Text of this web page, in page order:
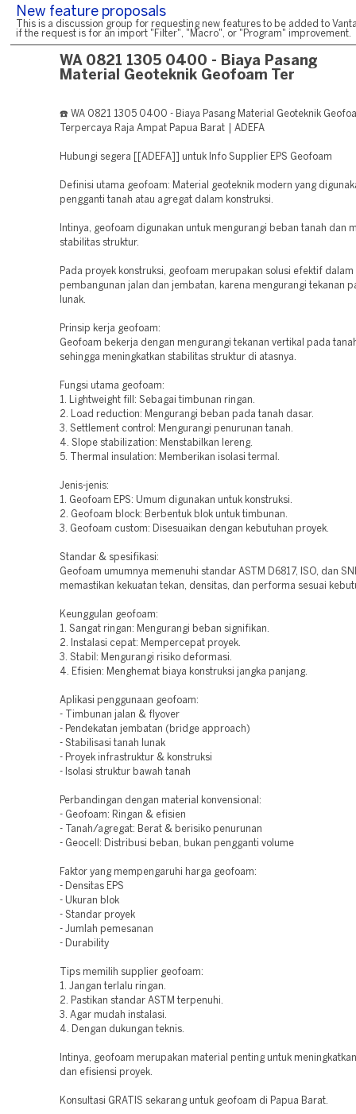
New feature proposals
This is a discussion group for requesting new features to be added to
if the request is for an import "Filter", "Macro", or "Program" improvement.
WA 0821 1305 0400 - Biaya Pasang
Material Geoteknik Geofoam Ter
☎️ WA 0821 1305 0400 - Biaya Pasang Material Geoteknik
Terpercaya Raja Ampat Papua Barat | ADEFA
Hubungi segera [[ADEFA]] untuk Info Supplier EPS Geofoam
Definisi utama geofoam: Material geoteknik modern yang
pengganti tanah atau agregat dalam konstruksi.
Intinya, geofoam digunakan untuk mengurangi beban tanah dan
stabilitas struktur.
Pada proyek konstruksi, geofoam merupakan solusi efektif dalam
pembangunan jalan dan jembatan, karena mengurangi tekanan
lunak.
Prinsip kerja geofoam:
Geofoam bekerja dengan mengurangi tekanan vertikal pada
sehingga meningkatkan stabilitas struktur di atasnya.
Fungsi utama geofoam:
1. Lightweight fill: Sebagai timbunan ringan.
2. Load reduction: Mengurangi beban pada tanah dasar.
3. Settlement control: Mengurangi penurunan tanah.
4. Slope stabilization: Menstabilkan lereng.
5. Thermal insulation: Memberikan isolasi termal.
Jenis-jenis:
1. Geofoam EPS: Umum digunakan untuk konstruksi.
2. Geofoam block: Berbentuk blok untuk timbunan.
3. Geofoam custom: Disesuaikan dengan kebutuhan proyek.
Standar & spesifikasi:
Geofoam umumnya memenuhi standar ASTM D6817, ISO, dan
memastikan kekuatan tekan, densitas, dan performa sesuai
Keunggulan geofoam:
1. Sangat ringan: Mengurangi beban signifikan.
2. Instalasi cepat: Mempercepat proyek.
3. Stabil: Mengurangi risiko deformasi.
4. Efisien: Menghemat biaya konstruksi jangka panjang.
Aplikasi penggunaan geofoam:
- Timbunan jalan & flyover
- Pendekatan jembatan (bridge approach)
- Stabilisasi tanah lunak
- Proyek infrastruktur & konstruksi
- Isolasi struktur bawah tanah
Perbandingan dengan material konvensional:
- Geofoam: Ringan & efisien
- Tanah/agregat: Berat & berisiko penurunan
- Geocell: Distribusi beban, bukan pengganti volume
Faktor yang mempengaruhi harga geofoam:
- Densitas EPS
- Ukuran blok
- Standar proyek
- Jumlah pemesanan
- Durability
Tips memilih supplier geofoam:
1. Jangan terlalu ringan.
2. Pastikan standar ASTM terpenuhi.
3. Agar mudah instalasi.
4. Dengan dukungan teknis.
Intinya, geofoam merupakan material penting untuk
dan efisiensi proyek.
Konsultasi GRATIS sekarang untuk geofoam di Papua Barat.